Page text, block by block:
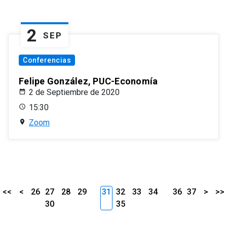
2 SEP
Conferencias
Felipe González, PUC-Economía
2 de Septiembre de 2020
15:30
Zoom
<< < 26 27 28
29
30
31 32 33
34
35
36 37 > >>